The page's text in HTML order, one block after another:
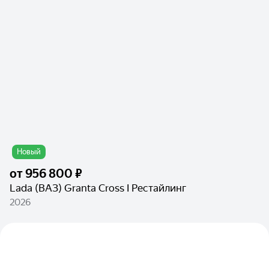
Новый
от956 800 ₽
Lada (ВАЗ) Granta Cross I Рестайлинг
2026